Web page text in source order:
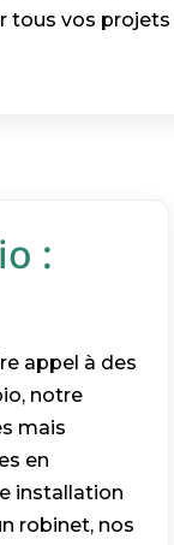
tous vos
:
appel à des
notre
mais
en
installation
robinet, nos